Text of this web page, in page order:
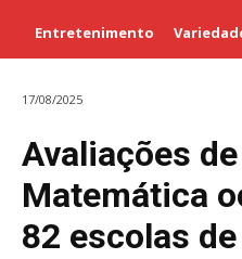
Entretenimento
17/08/2025
Avaliações
Matemática
82 escolas